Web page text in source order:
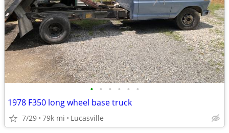
• • • • • •
1978 F350 long wheel base truck
7/29 79k mi Lucasville